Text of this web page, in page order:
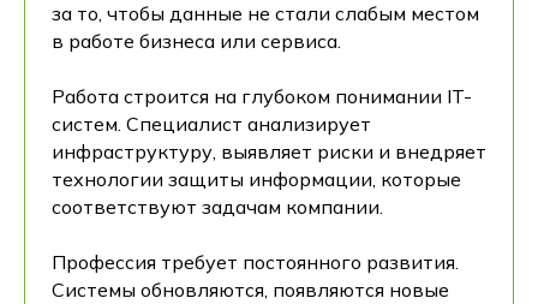
за то, чтобы данные не стали слабым местом
в работе бизнеса или сервиса.
Работа строится на глубоком понимании IT-
систем. Специалист анализирует
инфраструктуру, выявляет риски и внедряет
технологии защиты информации, которые
соответствуют задачам компании.
Профессия требует постоянного развития.
Системы обновляются, появляются новые